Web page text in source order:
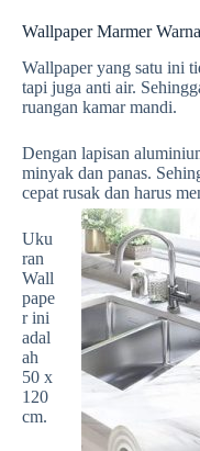
Wallpaper Marmer
Wallpaper yang satu ini
tapi juga anti air.
ruangan kamar mandi.
Dengan lapisan
minyak dan panas.
cepat rusak dan harus
Uku
ran
Wall
pape
r ini
adal
ah
50 x
120
cm.